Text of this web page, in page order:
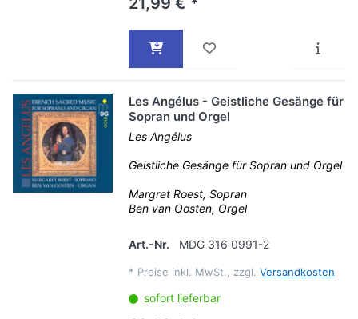
Les Angélus - Geistliche Gesänge für
Sopran und Orgel
Les Angélus
Geistliche Gesänge für Sopran und Orgel
Margret Roest, Sopran
Ben van Oosten, Orgel
Art.-Nr. MDG 316 0991-2
* Preise inkl. MwSt., zzgl. Versandkosten
sofort lieferbar